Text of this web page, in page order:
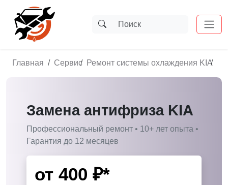
Главная Сервис Ремонт системы охлаждения KIA
Замена антифриза KIA
Профессиональный ремонт • 10+ лет опыта •
Гарантия до 12 месяцев
от 400 ₽*